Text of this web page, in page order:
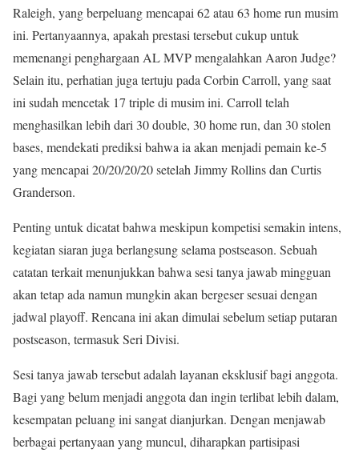
Raleigh, yang berpeluang mencapai 62 atau 63 home run musim
ini. Pertanyaannya, apakah prestasi tersebut cukup untuk
memenangi penghargaan AL MVP mengalahkan Aaron Judge?
Selain itu, perhatian juga tertuju pada Corbin Carroll, yang saat
ini sudah mencetak 17 triple di musim ini. Carroll telah
menghasilkan lebih dari 30 double, 30 home run, dan 30 stolen
bases, mendekati prediksi bahwa ia akan menjadi pemain ke-5
yang mencapai 20/20/20/20 setelah Jimmy Rollins dan Curtis
Granderson.
Penting untuk dicatat bahwa meskipun kompetisi semakin intens,
kegiatan siaran juga berlangsung selama postseason. Sebuah
catatan terkait menunjukkan bahwa sesi tanya jawab mingguan
akan tetap ada namun mungkin akan bergeser sesuai dengan
jadwal playoff. Rencana ini akan dimulai sebelum setiap putaran
postseason, termasuk Seri Divisi.
Sesi tanya jawab tersebut adalah layanan eksklusif bagi anggota.
Bagi yang belum menjadi anggota dan ingin terlibat lebih dalam,
kesempatan peluang ini sangat dianjurkan. Dengan menjawab
berbagai pertanyaan yang muncul, diharapkan partisipasi